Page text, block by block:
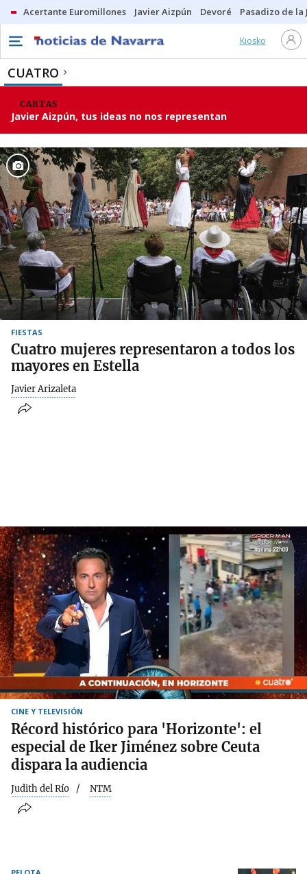
Acertante Euromillones Javier Aizpún Devoré Pasadizo de la
Kiosko
CUATRO
CARTAS
Javier Aizpún, tus ideas no nos representan
FIESTAS
Cuatro mujeres representaron a todos los
mayores en Estella
Javier Arizaleta
CINE Y TELEVISIÓN
Récord histórico para 'Horizonte': el
especial de Iker Jiménez sobre Ceuta
dispara la audiencia
Judith del Río NTM